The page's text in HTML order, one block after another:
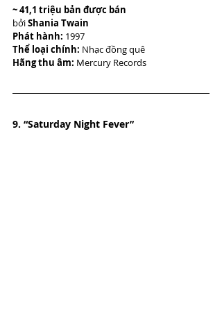
~ 41,1 triệu bản được bán
bởi Shania Twain
Phát hành: 1997
Thể loại chính: Nhạc đồng quê
Hãng thu âm: Mercury Records
9. “Saturday Night Fever”